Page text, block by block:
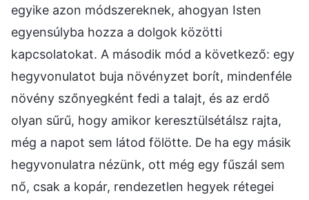
egyike azon módszereknek, ahogyan Isten
egyensúlyba hozza a dolgok közötti
kapcsolatokat. A második mód a következő: egy
hegyvonulatot buja növényzet borít, mindenféle
növény szőnyegként fedi a talajt, és az erdő
olyan sűrű, hogy amikor keresztülsétálsz rajta,
még a napot sem látod fölötte. De ha egy másik
hegyvonulatra nézünk, ott még egy fűszál sem
nő, csak a kopár, rendezetlen hegyek rétegei